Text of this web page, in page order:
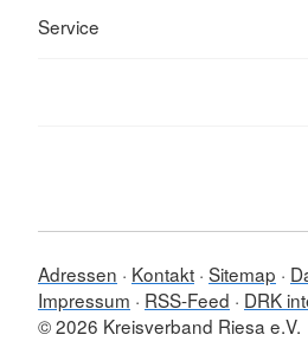
Service
Adressen Kontakt Sitemap
Impressum
RSS-Feed
DRK
© 2026 Kreisverband Riesa e.V.